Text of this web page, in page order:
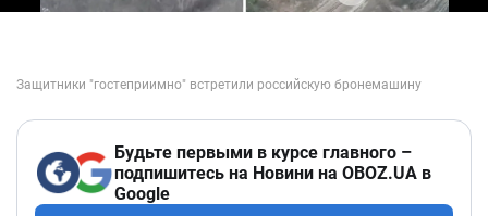
Будьте первыми в курсе главного –
подпишитесь на Новини на OBOZ.UA в
Google